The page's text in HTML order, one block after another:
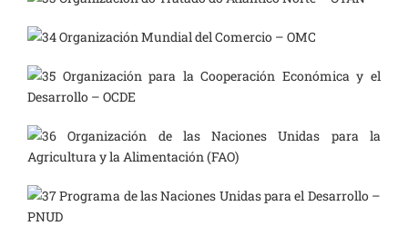
Organización Mundial del Comercio – OMC
Organización para la Cooperación Económica y el
Desarrollo – OCDE
Organización de las Naciones Unidas para la
Agricultura y la Alimentación (FAO)
Programa de las Naciones Unidas para el Desarrollo –
PNUD